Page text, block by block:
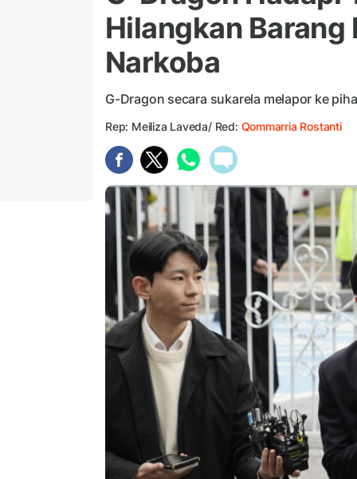
Hilangkan Barang
Narkoba
G-Dragon secara sukarela melapor ke
Rep: Meiliza Laveda/ Red: Qommarria Rostanti